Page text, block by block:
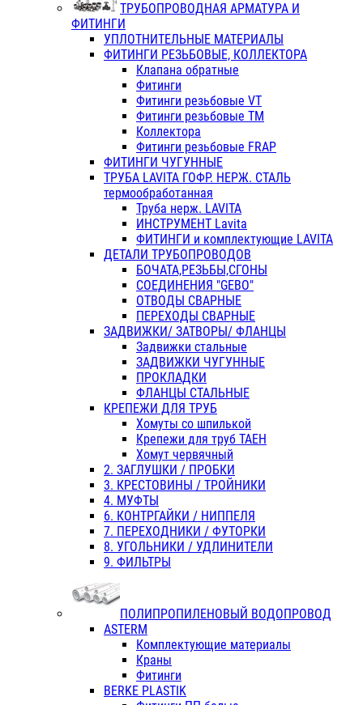
ТРУБОПРОВОДНАЯ АРМАТУРА И
ФИТИНГИ
УПЛОТНИТЕЛЬНЫЕ МАТЕРИАЛЫ
ФИТИНГИ РЕЗЬБОВЫЕ, КОЛЛЕКТОРА
Клапана обратные
Фитинги
Фитинги резьбовые VT
Фитинги резьбовые ТМ
Коллектора
Фитинги резьбовые FRAP
ФИТИНГИ ЧУГУННЫЕ
ТРУБА LAVITA ГОФР. НЕРЖ. СТАЛЬ
термообработанная
Труба нерж. LAVITA
ИНСТРУМЕНТ Lavita
ФИТИНГИ и комплектующие LAVITA
ДЕТАЛИ ТРУБОПРОВОДОВ
БОЧАТА,РЕЗЬБЫ,СГОНЫ
СОЕДИНЕНИЯ "GEBO"
ОТВОДЫ СВАРНЫЕ
ПЕРЕХОДЫ СВАРНЫЕ
ЗАДВИЖКИ/ ЗАТВОРЫ/ ФЛАНЦЫ
Задвижки стальные
ЗАДВИЖКИ ЧУГУННЫЕ
ПРОКЛАДКИ
ФЛАНЦЫ СТАЛЬНЫЕ
КРЕПЕЖИ ДЛЯ ТРУБ
Хомуты со шпилькой
Крепежи для труб ТАЕН
Хомут червячный
2. ЗАГЛУШКИ / ПРОБКИ
3. КРЕСТОВИНЫ / ТРОЙНИКИ
4. МУФТЫ
6. КОНТРГАЙКИ / НИППЕЛЯ
7. ПЕРЕХОДНИКИ / ФУТОРКИ
8. УГОЛЬНИКИ / УДЛИНИТЕЛИ
9. ФИЛЬТРЫ
ПОЛИПРОПИЛЕНОВЫЙ ВОДОПРОВОД
ASTERM
Комплектующие материалы
Краны
Фитинги
BERKE PLASTIK